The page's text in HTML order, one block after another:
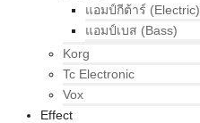
แอมป์กีต้าร์ (Electric)
แอมป์เบส (Bass)
Korg
Tc Electronic
Vox
Effect